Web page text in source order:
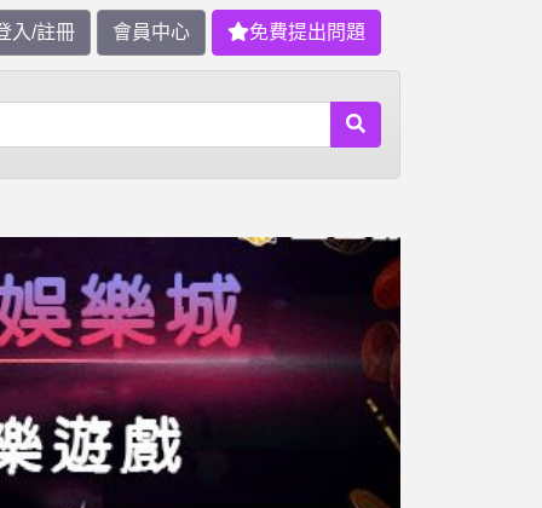
入/註冊 會員中心 免費提出問題